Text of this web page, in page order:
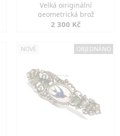
Velká oiriginální
geometrická brož
2 300 Kč
NOVÉ OBJEDNÁNO